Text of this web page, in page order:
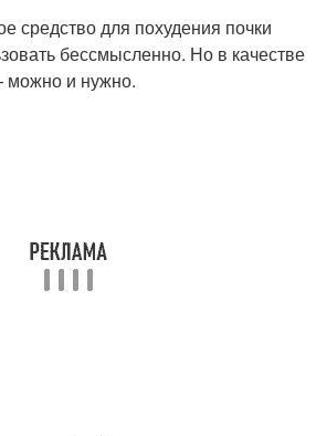
средство для похудения почки
бессмысленно. Но в качестве
можно и нужно.